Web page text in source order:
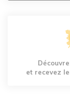
et recevez